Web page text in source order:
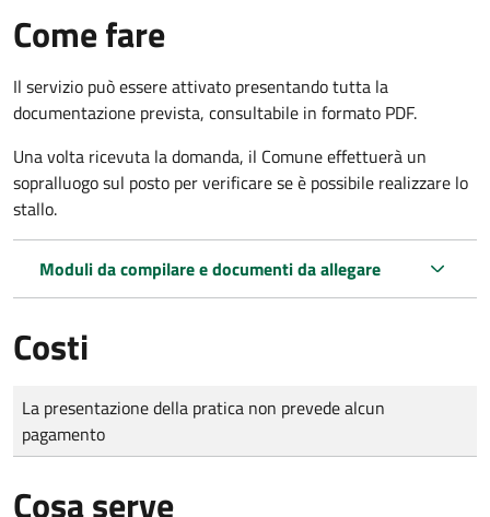
Come fare
Il servizio può essere attivato presentando tutta la
documentazione prevista, consultabile in formato PDF.
Una volta ricevuta la domanda, il Comune effettuerà un
sopralluogo sul posto per verificare se è possibile realizzare lo
stallo.
Moduli da compilare e documenti da allegare
Costi
Tipo di pagamento
Importo
La presentazione della pratica non prevede alcun
pagamento
Cosa serve